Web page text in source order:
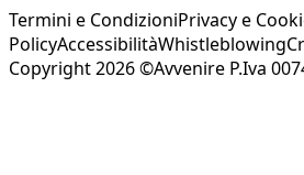
Termini e CondizioniPrivacy e
PolicyAccessibilitàWhistleblowing
Copyright 2026 ©Avvenire P.Iva